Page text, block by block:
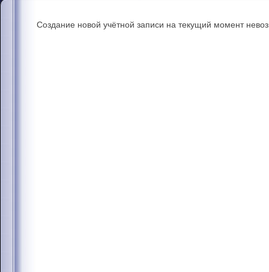
Создание новой учётной записи на текущий момент